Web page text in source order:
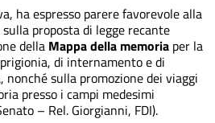
ha espresso parere favorevole alla
proposta di legge recante
della Mappa della memoria per la
di internamento e di
sulla promozione dei viaggi
presso i campi medesimi
– Rel. Giorgianni, FDI).